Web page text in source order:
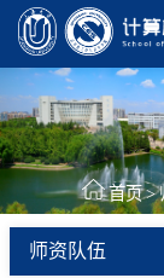
首页>
师资队伍